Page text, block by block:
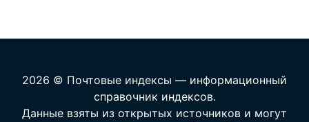
2026 © Почтовые индексы — информационный
справочник индексов.
Данные взяты из открытых источников и могут